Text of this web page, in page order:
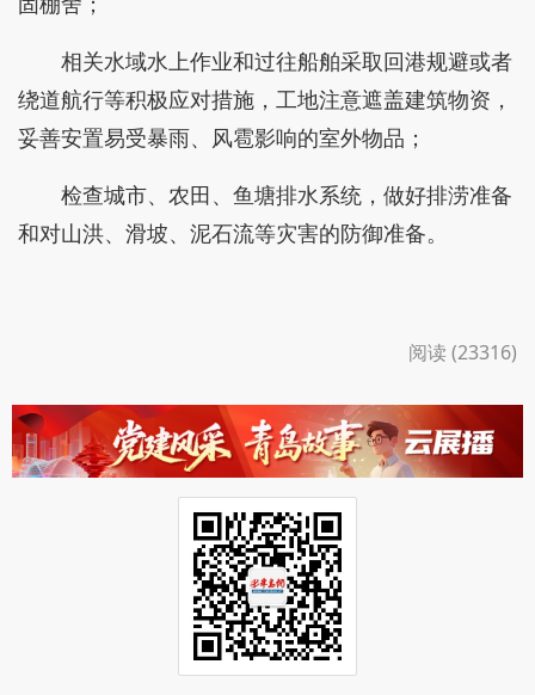
相关水域水上作业和过往船舶采取回港规避或者
绕道航行等积极应对措施，工地注意遮盖建筑物资，
妥善安置易受暴雨、风雹影响的室外物品；
检查城市、农田、鱼塘排水系统，做好排涝准备
和对山洪、滑坡、泥石流等灾害的防御准备。
阅读 (23316)